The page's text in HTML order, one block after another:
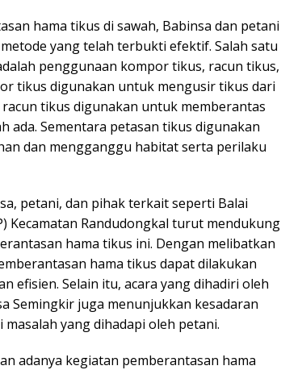
hama tikus di sawah, Babinsa dan petani
yang telah terbukti efektif. Salah satu
penggunaan kompor tikus, racun tikus,
tikus digunakan untuk mengusir tikus dari
tikus digunakan untuk memberantas
ada. Sementara petasan tikus digunakan
dan mengganggu habitat serta perilaku
petani, dan pihak terkait seperti Balai
Kecamatan Randudongkal turut mendukung
hama tikus ini. Dengan melibatkan
hama tikus dapat dilakukan
efisien. Selain itu, acara yang dihadiri oleh
Semingkir juga menunjukkan kesadaran
yang dihadapi oleh petani.
adanya kegiatan pemberantasan hama